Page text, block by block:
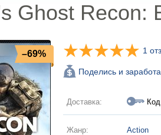
Ghost Recon:
–69% 1
Поделись и
Доставка:
Жанр: Action